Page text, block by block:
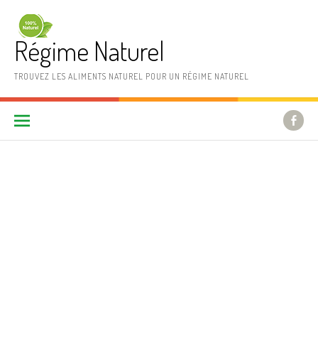
Régime Naturel
TROUVEZ LES ALIMENTS NATUREL POUR UN RÉGIME NATUREL